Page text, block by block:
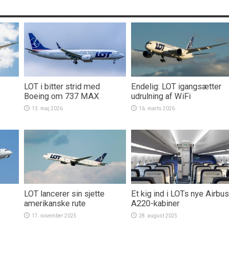
LOT i bitter strid med
Boeing om 737 MAX
13. maj 2026
Endelig: LOT igangsætter
udrulning af WiFi
16. marts 2026
LOT lancerer sin sjette
amerikanske rute
17. november 2025
Et kig ind i LOTs nye Airbus
A220-kabiner
28. august 2025